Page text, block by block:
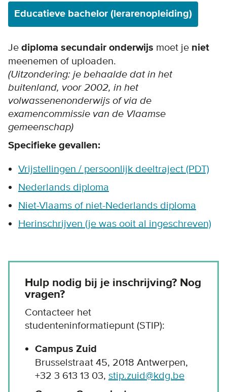
Educatieve bachelor (lerarenopleiding)
Je diploma secundair onderwijs moet je niet
meenemen of uploaden.
(Uitzondering: je behaalde dat in het
buitenland, voor 2002, in het
volwassenenonderwijs of via de
examencommissie van de Vlaamse
gemeenschap)
Specifieke gevallen:
Vrijstellingen / persoonlijk deeltraject (PDT)
Nederlands diploma
Niet-Vlaams of niet-Nederlands diploma
Herinschrijven (je was ooit al ingeschreven)
Hulp nodig bij je inschrijving? Nog
vragen?
Contacteer het
studenteninformatiepunt (STIP):
Campus Zuid
Brusselstraat 45, 2018 Antwerpen,
+32 3 613 13 03, stip.zuid@kdg.be